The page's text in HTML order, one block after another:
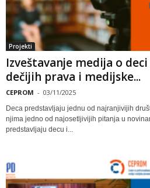
Projekti
Izveštavanje medija o
dečijih prava i medijske...
CEPROM - 03/11/2025
Deca predstavljaju jednu od najranjivijih
njima jedno od najosetljivijih pitanja u
predstavljaju decu i...